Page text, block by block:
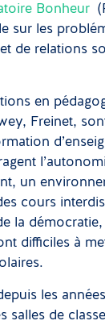
Bonheur
sur les
de relations
en
Freinet,
un
cours
la
difficiles à
les
salles de